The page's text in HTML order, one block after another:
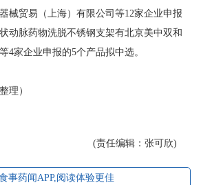
械贸易（上海）有限公司等12家企业申报
动脉药物洗脱不锈钢支架有北京美中双和
4家企业申报的5个产品拟中选。
理）
(责任编辑：张可欣)
事药闻APP,阅读体验更佳